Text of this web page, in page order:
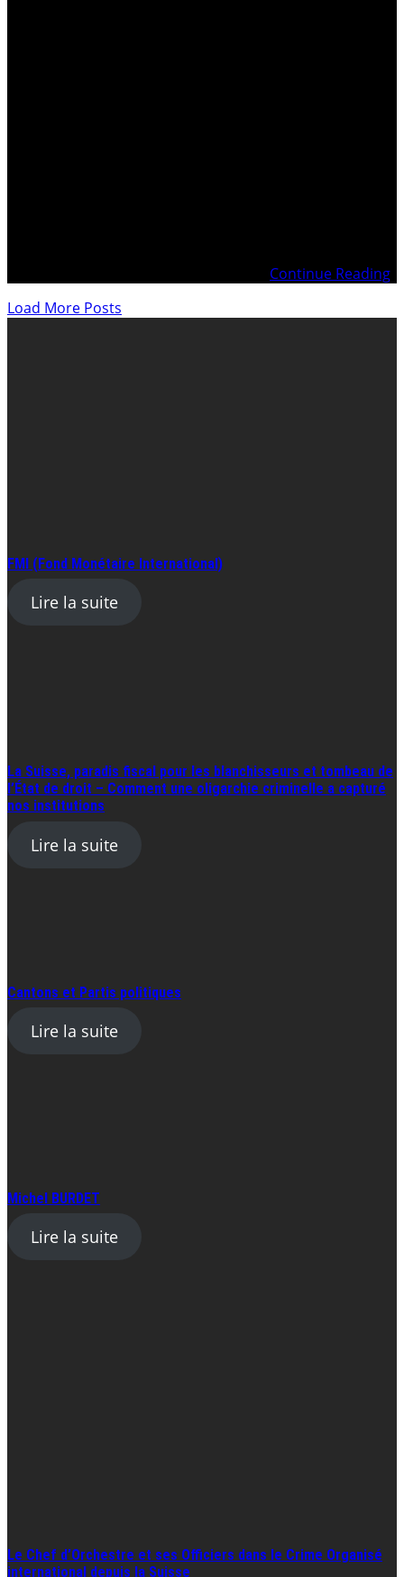
Continue Reading
Load More Posts
FMI (Fond Monétaire International)
Lire la suite
La Suisse, paradis fiscal pour les blanchisseurs et tombeau de
l’État de droit – Comment une oligarchie criminelle a capturé
nos institutions
Lire la suite
Cantons et Partis politiques
Lire la suite
Michel BURDET
Lire la suite
Le Chef d’Orchestre et ses Officiers dans le Crime Organisé
international depuis la Suisse